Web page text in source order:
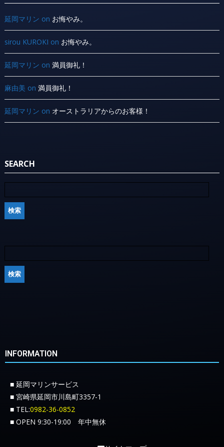
延岡マリン on お悔やみ。
sirou KUROKI on お悔やみ。
延岡マリン on 満員御礼！
麻由美 on 満員御礼！
延岡マリン on オーストラリアからのお客様！
SEARCH
INFORMATION
■ 延岡マリンサービス
■ 宮崎県延岡市川島町3357-1
■ TEL:0982-36-0852
■ OPEN 9:30-19:00 年中無休